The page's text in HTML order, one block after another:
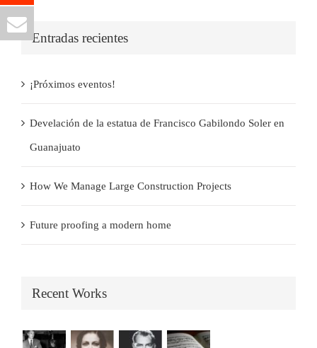
Entradas recientes
¡Próximos eventos!
Develación de la estatua de Francisco Gabilondo Soler en
Guanajuato
How We Manage Large Construction Projects
Future proofing a modern home
Recent Works